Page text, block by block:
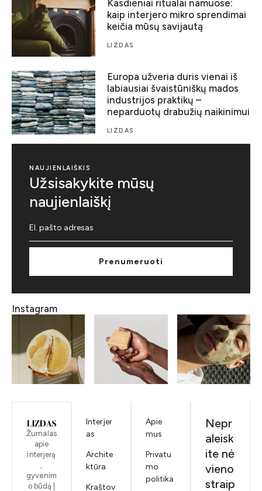
Kasdieniai ritualai namuose:
kaip interjero mikro sprendimai
keičia mūsų savijautą
LIZDAS
Europa užveria duris vienai iš
labiausiai švaistūniškų mados
industrijos praktikų –
neparduotų drabužių naikinimui
LIZDAS
NAUJIENLAIŠKIS
Užsisakykite mūsų
naujienlaiškį
Prenumeruoti
Instagram
Žurnalas
apie
interjerą
,
gyvenim
o būdą |
Interjer
as
Archite
ktūra
Kraštov
Apie
mus
Privatu
mo
politika
Nepr
aleisk
ite nė
vieno
straip